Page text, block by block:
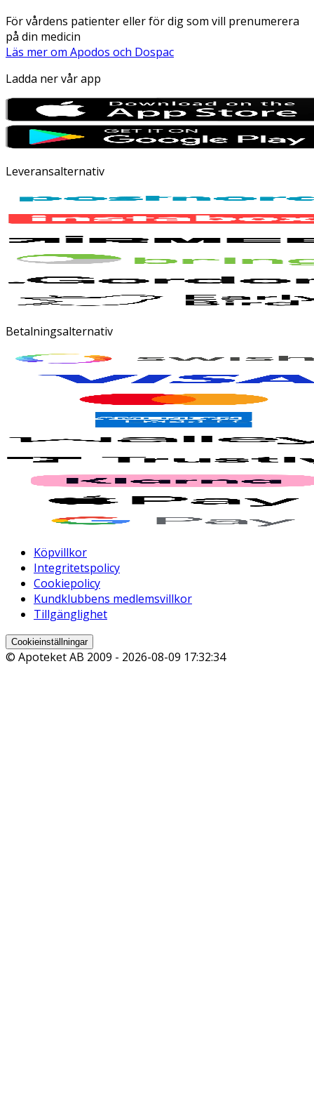
För vårdens patienter eller för dig som vill prenumerera
på din medicin
Läs mer om Apodos och Dospac
Ladda ner vår app
Leveransalternativ
Betalningsalternativ
Köpvillkor
Integritetspolicy
Cookiepolicy
Kundklubbens medlemsvillkor
Tillgänglighet
Cookieinställningar
© Apoteket AB 2009 - 2026-08-09 17:32:34